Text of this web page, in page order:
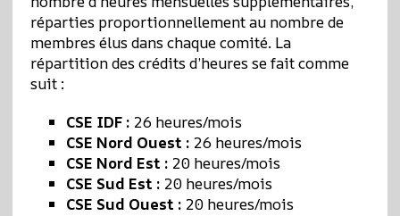
réparties proportionnellement au nombre de
membres élus dans chaque comité. La
répartition des crédits d’heures se fait comme
suit :
CSE IDF : 26 heures/mois
CSE Nord Ouest : 26 heures/mois
CSE Nord Est : 20 heures/mois
CSE Sud Est : 20 heures/mois
CSE Sud Ouest : 20 heures/mois